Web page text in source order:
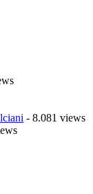
- 8.081 views